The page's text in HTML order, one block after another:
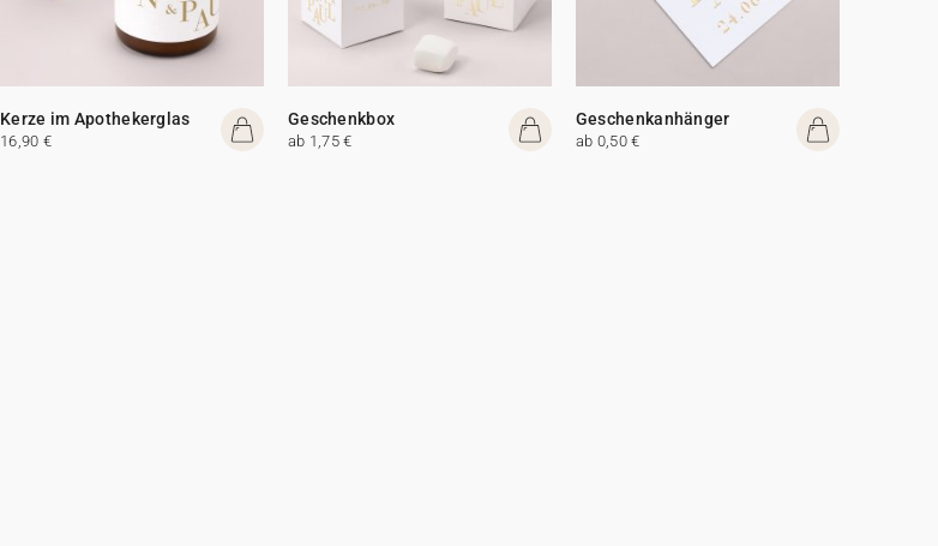
Kerze im Apothekerglas
16,90 €
Geschenkbox
ab 1,75 €
Geschenkanhänger
ab 0,50 €